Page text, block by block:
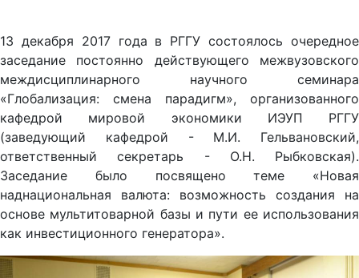
13 декабря 2017 года в РГГУ состоялось очередное
заседание постоянно действующего межвузовского
междисциплинарного научного семинара
«Глобализация: смена парадигм», организованного
кафедрой мировой экономики ИЭУП РГГУ
(заведующий кафедрой - М.И. Гельвановский,
ответственный секретарь - О.Н. Рыбковская).
Заседание было посвящено теме «Новая
наднациональная валюта: возможность создания на
основе мультитоварной базы и пути ее использования
как инвестиционного генератора».